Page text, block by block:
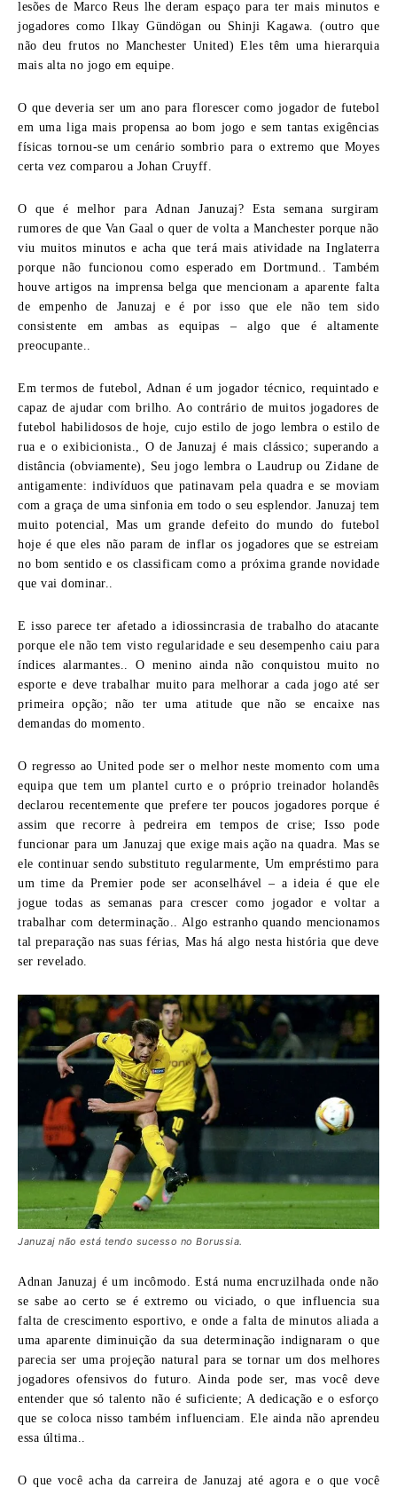
lesões de Marco Reus lhe deram espaço para ter mais minutos e
jogadores como Ilkay Gündögan ou Shinji Kagawa. (outro que
não deu frutos no Manchester United) Eles têm uma hierarquia
mais alta no jogo em equipe.
O que deveria ser um ano para florescer como jogador de futebol
em uma liga mais propensa ao bom jogo e sem tantas exigências
físicas tornou-se um cenário sombrio para o extremo que Moyes
certa vez comparou a Johan Cruyff.
O que é melhor para Adnan Januzaj? Esta semana surgiram
rumores de que Van Gaal o quer de volta a Manchester porque não
viu muitos minutos e acha que terá mais atividade na Inglaterra
porque não funcionou como esperado em Dortmund.. Também
houve artigos na imprensa belga que mencionam a aparente falta
de empenho de Januzaj e é por isso que ele não tem sido
consistente em ambas as equipas – algo que é altamente
preocupante..
Em termos de futebol, Adnan é um jogador técnico, requintado e
capaz de ajudar com brilho. Ao contrário de muitos jogadores de
futebol habilidosos de hoje, cujo estilo de jogo lembra o estilo de
rua e o exibicionista., O de Januzaj é mais clássico; superando a
distância (obviamente), Seu jogo lembra o Laudrup ou Zidane de
antigamente: indivíduos que patinavam pela quadra e se moviam
com a graça de uma sinfonia em todo o seu esplendor. Januzaj tem
muito potencial, Mas um grande defeito do mundo do futebol
hoje é que eles não param de inflar os jogadores que se estreiam
no bom sentido e os classificam como a próxima grande novidade
que vai dominar..
E isso parece ter afetado a idiossincrasia de trabalho do atacante
porque ele não tem visto regularidade e seu desempenho caiu para
índices alarmantes.. O menino ainda não conquistou muito no
esporte e deve trabalhar muito para melhorar a cada jogo até ser
primeira opção; não ter uma atitude que não se encaixe nas
demandas do momento.
O regresso ao United pode ser o melhor neste momento com uma
equipa que tem um plantel curto e o próprio treinador holandês
declarou recentemente que prefere ter poucos jogadores porque é
assim que recorre à pedreira em tempos de crise; Isso pode
funcionar para um Januzaj que exige mais ação na quadra. Mas se
ele continuar sendo substituto regularmente, Um empréstimo para
um time da Premier pode ser aconselhável – a ideia é que ele
jogue todas as semanas para crescer como jogador e voltar a
trabalhar com determinação.. Algo estranho quando mencionamos
tal preparação nas suas férias, Mas há algo nesta história que deve
ser revelado.
Januzaj não está tendo sucesso no Borussia.
Adnan Januzaj é um incômodo. Está numa encruzilhada onde não
se sabe ao certo se é extremo ou viciado, o que influencia sua
falta de crescimento esportivo, e onde a falta de minutos aliada a
uma aparente diminuição da sua determinação indignaram o que
parecia ser uma projeção natural para se tornar um dos melhores
jogadores ofensivos do futuro. Ainda pode ser, mas você deve
entender que só talento não é suficiente; A dedicação e o esforço
que se coloca nisso também influenciam. Ele ainda não aprendeu
essa última..
O que você acha da carreira de Januzaj até agora e o que você